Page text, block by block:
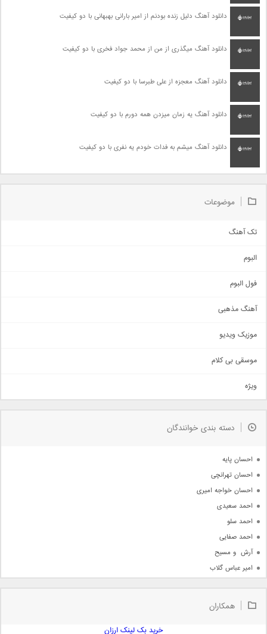
دانلود آهنگ دلیل زنده بودنم از امیر بارانی بهبهانی با دو کیفیت
دانلود آهنگ میگذری از من از محمد جواد فخری با دو کیفیت
دانلود آهنگ معجزه از علی طبرسا با دو کیفیت
دانلود آهنگ یه زمان میزدن همه دورم با دو کیفیت
دانلود آهنگ میشم به فدات خودم یه نفری با دو کیفیت
موضوعات
تک آهنگ
اجتماعی
حماسی
سنتی
اهنگ بندرعباسی
دمو
مذهبی
جدیدترین ها
البوم
فول البوم
آهنگ مذهبی
موزیک ویدیو
موسقی بی کلام
ویژه
دسته بندی خوانندگان
احسان پایه
احسان تهرانچی
احسان خواجه امیری
احمد سعیدی
احمد سلو
احمد صفایی
آرش  و مسیح
امیر عباس گلاب
امیر علی
همکاران
خرید بک لینک ارزان